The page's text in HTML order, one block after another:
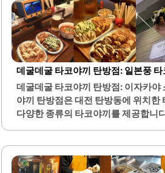
개인의 취향에 맞게 선택할 수 있습
넉넉한 양으로 제공되어 가성비가 뛰
만족할 수 있는 메뉴를 갖추고 있습
고 깨끗하여 편안한 식사를 즐길 수
또한, 친절한 직원들이 고객을 맞이
을 선사합니다.타코야끼 제작소는 대
서비스로도 유명하여 바쁜 일상 속에
수 있습니다. 이곳은 노량진의..
데굴데굴 타코야끼 탄방점: 일본풍
데굴데굴 타코야끼 탄방점: 이자카야
야끼 탄방점은 대전 탄방동에 위치한
다양한 종류의 타코야끼를 제공합니
들어져 겉은 바삭하고 속은 부드러운
히, 매운 치즈 타코야끼와 정통 오리